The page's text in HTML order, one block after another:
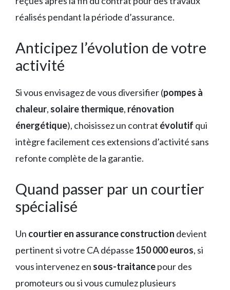
réalisés pendant la période d’assurance.
Anticipez l’évolution de votre
activité
Si vous envisagez de vous diversifier (pompes à
chaleur, solaire thermique, rénovation
énergétique), choisissez un contrat évolutif qui
intègre facilement ces extensions d’activité sans
refonte complète de la garantie.
Quand passer par un courtier
spécialisé
Un courtier en assurance construction devient
pertinent si votre CA dépasse 150 000 euros, si
vous intervenez en sous-traitancepour des
promoteurs ou si vous cumulez plusieurs